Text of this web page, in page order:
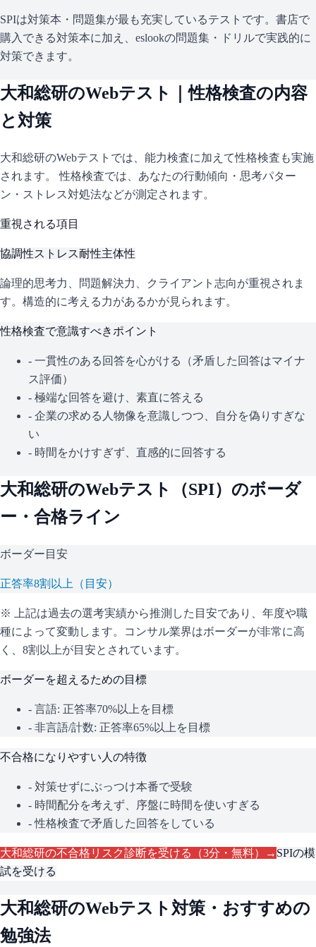
SPIは対策本・問題集が最も充実しているテストです。書店で
購入できる対策本に加え、eslookの問題集・ドリルで実践的に
対策できます。
大和総研のWebテスト｜性格検査の内容
と対策
大和総研のWebテストでは、能力検査に加えて性格検査も実施
されます。 性格検査では、あなたの行動傾向・思考パター
ン・ストレス対処法などが測定されます。
重視される項目
協調性ストレス耐性主体性
論理的思考力、問題解決力、クライアント志向が重視されま
す。構造的に考える力があるかが見られます。
性格検査で意識すべきポイント
- 一貫性のある回答を心がける（矛盾した回答はマイナ
ス評価）
- 極端な回答を避け、素直に答える
- 企業の求める人物像を意識しつつ、自分を偽りすぎな
い
- 時間をかけすぎず、直感的に回答する
大和総研のWebテスト（SPI）のボーダ
ー・合格ライン
ボーダー目安
正答率8割以上（目安）
※ 上記は過去の選考実績から推測した目安であり、年度や職
種によって変動します。
コンサル業界はボーダーが非常に高
く、8割以上が目安とされています。
ボーダーを超えるための目標
- 言語: 正答率70%以上を目標
- 非言語/計数: 正答率65%以上を目標
不合格になりやすい人の特徴
- 対策せずにぶっつけ本番で受験
- 時間配分を考えず、序盤に時間を使いすぎる
- 性格検査で矛盾した回答をしている
大和総研の不合格リスク診断を受ける（3分・無料）→ SPIの模
試を受ける
大和総研のWebテスト対策・おすすめの
勉強法